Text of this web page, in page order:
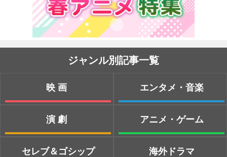
ジャンル別記事一覧
映画
演劇
セレブ＆ゴシップ
エンタメ・音楽
アニメ・ゲーム
海外ドラマ